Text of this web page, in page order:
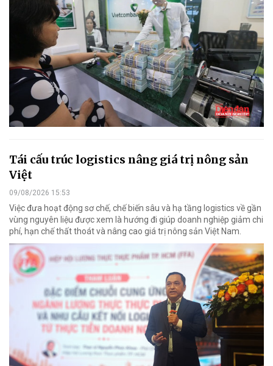
Tái cấu trúc logistics nâng giá trị nông sản
Việt
09/08/2026 15:53
Việc đưa hoạt động sơ chế, chế biến sâu và hạ tầng logistics về gần
vùng nguyên liệu được xem là hướng đi giúp doanh nghiệp giảm chi
phí, hạn chế thất thoát và nâng cao giá trị nông sản Việt Nam.